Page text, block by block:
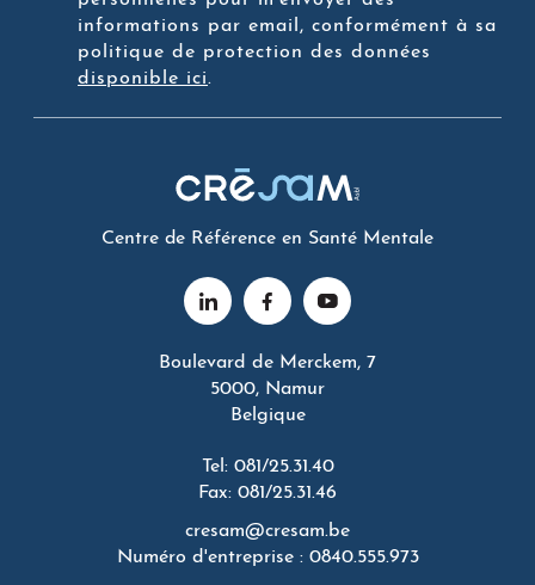
informations par email, conformément à sa
politique de protection des données
disponible ici.
Centre de Référence en Santé Mentale
Boulevard de Merckem, 7
5000, Namur
Belgique
Tel: 081/25.31.40
Fax: 081/25.31.46
cresam@cresam.be
Numéro d'entreprise : 0840.555.973